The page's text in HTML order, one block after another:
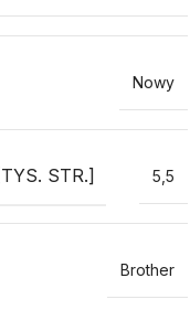
Nowy
STR.] 5,5
Brother